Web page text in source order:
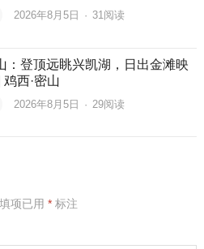
2026年8月5日 · 31阅读
：登顶远眺兴凯湖，日出金滩映
鸡西·密山
2026年8月5日 · 29阅读
项已用 *标注